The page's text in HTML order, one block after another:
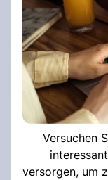
Versuchen
versorgen, um